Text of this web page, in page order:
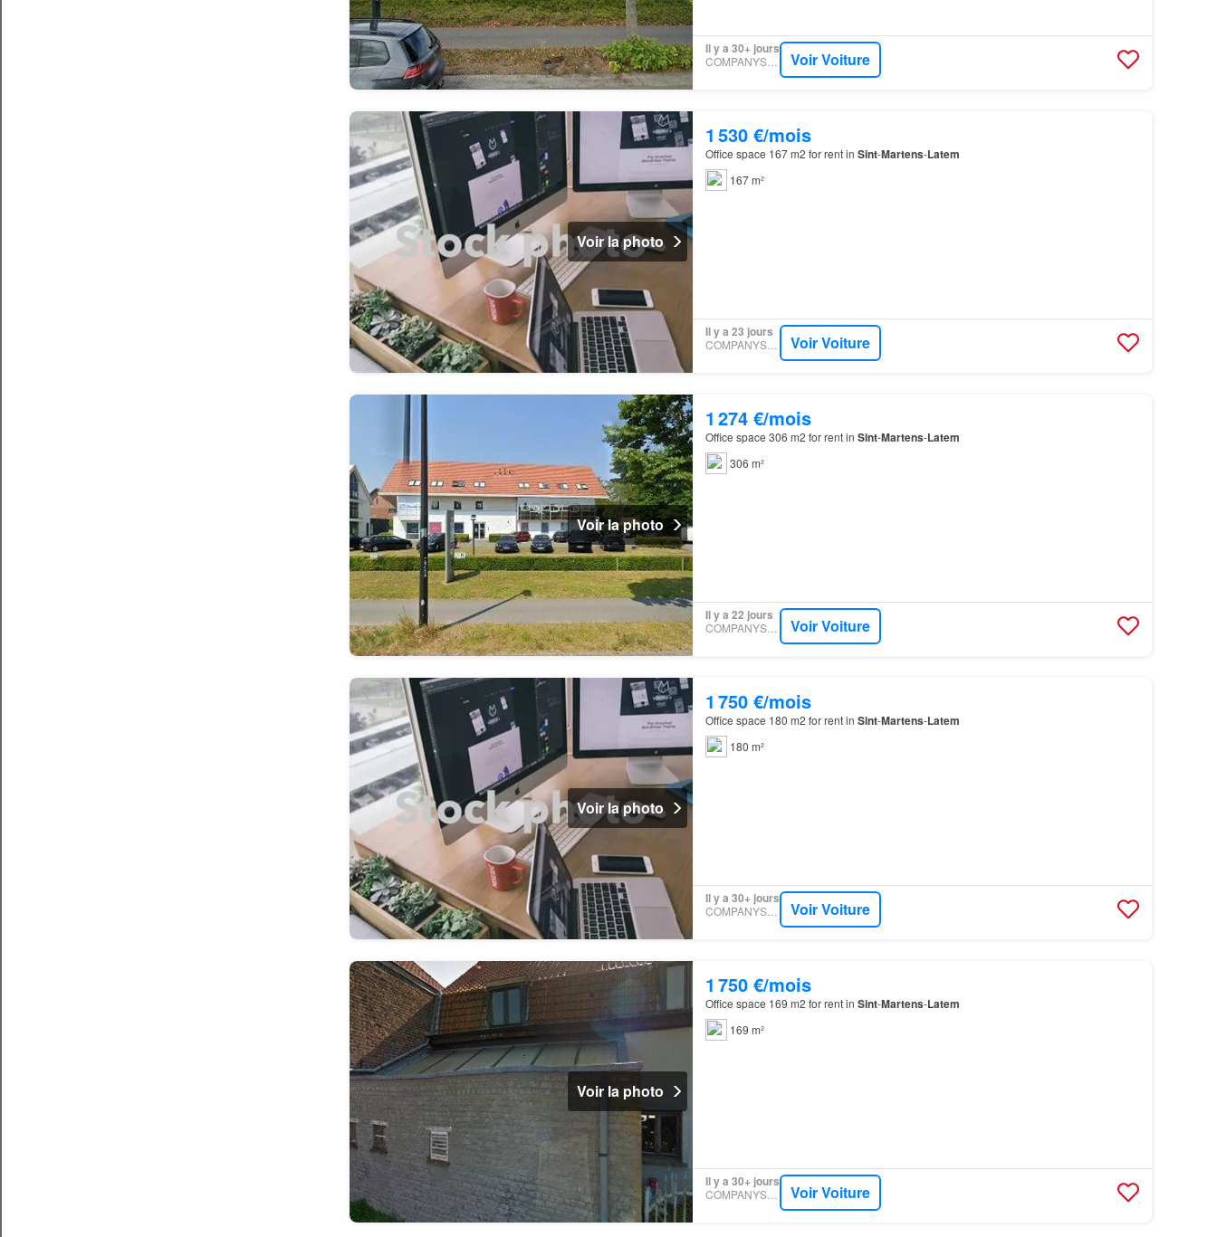
Il y a 30+ jours
COMPANYSPACE Voir Voiture
Voir la photo
1 530 €/mois
Office space 167 m2 for rent in Sint-Martens-Latem
167 m²
Il y a 23 jours
COMPANYSPACE Voir Voiture
Voir la photo
1 274 €/mois
Office space 306 m2 for rent in Sint-Martens-Latem
306 m²
Il y a 22 jours
COMPANYSPACE Voir Voiture
Voir la photo
1 750 €/mois
Office space 180 m2 for rent in Sint-Martens-Latem
180 m²
Il y a 30+ jours
COMPANYSPACE Voir Voiture
Voir la photo
1 750 €/mois
Office space 169 m2 for rent in Sint-Martens-Latem
169 m²
Il y a 30+ jours
COMPANYSPACE Voir Voiture